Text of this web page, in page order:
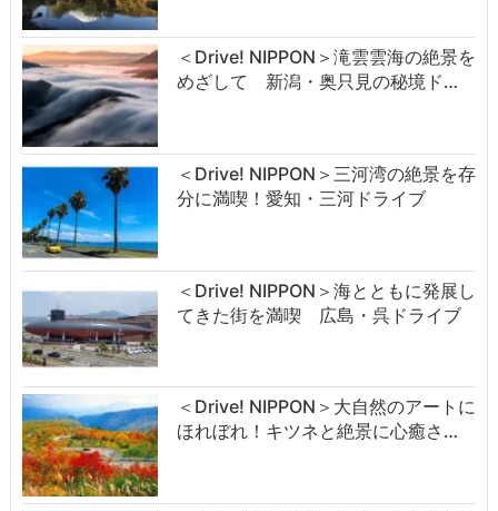
＜Drive! NIPPON＞滝雲雲海の絶景を
めざして 新潟・奥只見の秘境ド…
＜Drive! NIPPON＞三河湾の絶景を存
分に満喫！愛知・三河ドライブ
＜Drive! NIPPON＞海とともに発展し
てきた街を満喫 広島・呉ドライブ
＜Drive! NIPPON＞大自然のアートに
ほれぼれ！キツネと絶景に心癒さ…